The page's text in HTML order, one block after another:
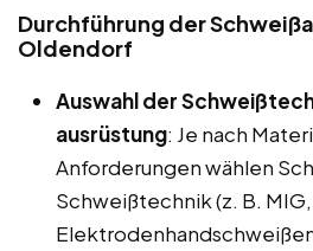
Durchführung der
Oldendorf
Auswahl der
ausrüstung: Je nach
Anforderungen wählen
Schweißtechnik (z. B. MIG,